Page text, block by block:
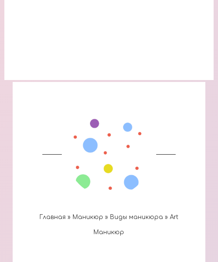
Главная » Маникюр » Виды маникюра »Art
Маникюр